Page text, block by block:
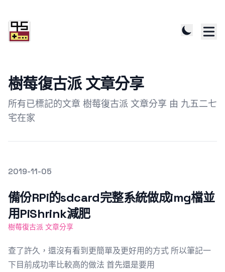
樹莓復古派 文章分享
所有已標記的文章 樹莓復古派 文章分享 由 九五二七
宅在家
發文於
2019-11-05
備份RPi的sdcard完整系統做成img檔並
用PiShrink減肥
樹莓復古派 文章分享
查了許久，還沒有看到更簡單及更好用的方式 所以筆記一
下目前成功率比較高的做法 首先還是要用